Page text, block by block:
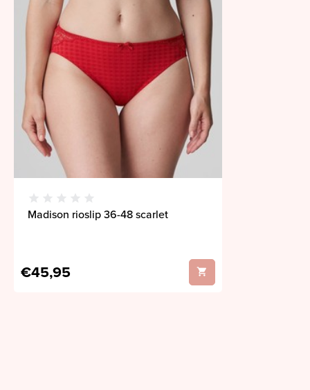
Madison rioslip 36-48 scarlet
€45,95